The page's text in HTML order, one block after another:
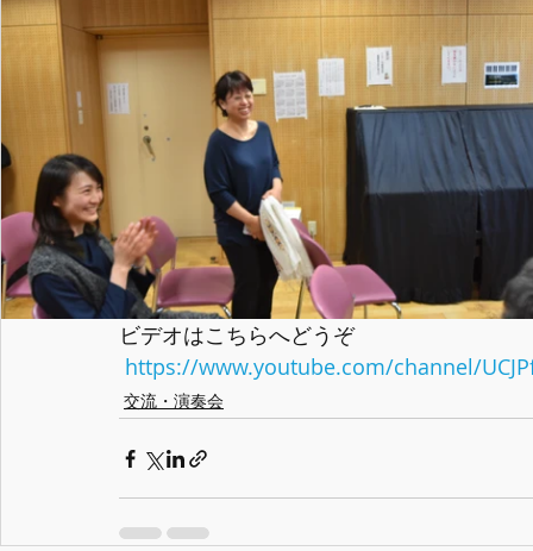
ビデオはこちらへどうぞ
https://www.youtube.com/channel/
交流・演奏会